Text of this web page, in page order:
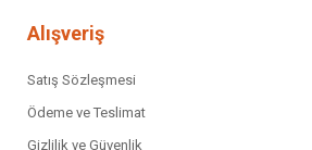
Alışveriş
Satış Sözleşmesi
Ödeme ve Teslimat
Gizlilik ve Güvenlik